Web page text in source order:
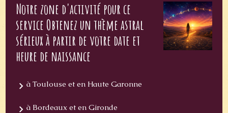
Notre zone d'activité pour ce
service Obtenez un thème astral
sérieux à partir de votre date et
heure de naissance
à Toulouse et en Haute Garonne
à Bordeaux et en Gironde